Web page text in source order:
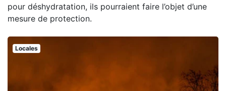
pour déshydratation, ils pourraient faire l’objet d’une
mesure de protection.
Locales